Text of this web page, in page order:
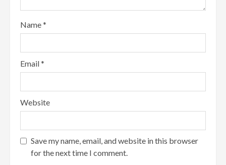
Name*
Email*
Website
Save my name, email, and website in this browser
for the next time I comment.